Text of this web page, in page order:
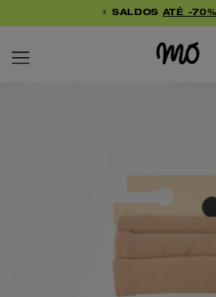
⚡ SALDOS ATÉ -70%